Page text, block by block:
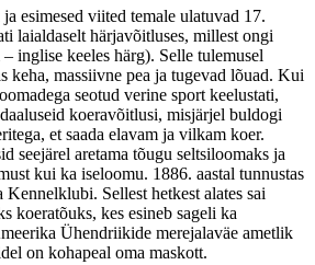
esimesed viited temale ulatuvad 17.
laialdaselt härjavõitluses, millest ongi
inglise keeles härg). Selle tulemusel
keha, massiivne pea ja tugevad lõuad. Kui
seotud verine sport keelustati,
koeravõitlusi, misjärjel buldogi
et saada elavam ja vilkam koer.
seejärel aretama tõugu seltsiloomaks ja
kui ka iseloomu. 1886. aastal tunnustas
Sellest hetkest alates sai
koeratõuks, kes esineb sageli ka
Ühendriikide merejalaväe ametlik
on kohapeal oma maskott.